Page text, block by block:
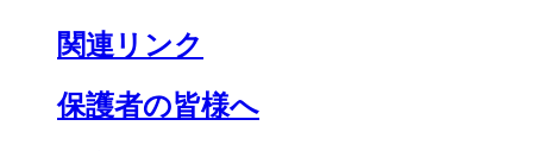
関連リンク
保護者の皆様へ